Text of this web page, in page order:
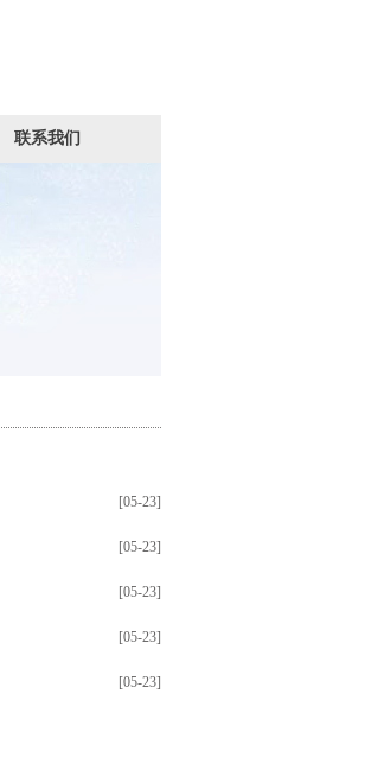
联系我们
[05-23]
[05-23]
[05-23]
[05-23]
[05-23]